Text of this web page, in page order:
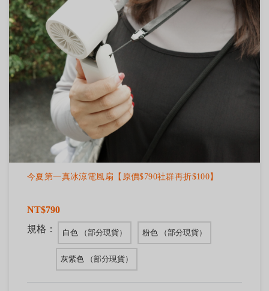
今夏第一真冰涼電風扇【原價$790社群再折$100】
NT$790
規格：
白色 （部分現貨） 粉色 （部分現貨）
灰紫色 （部分現貨）